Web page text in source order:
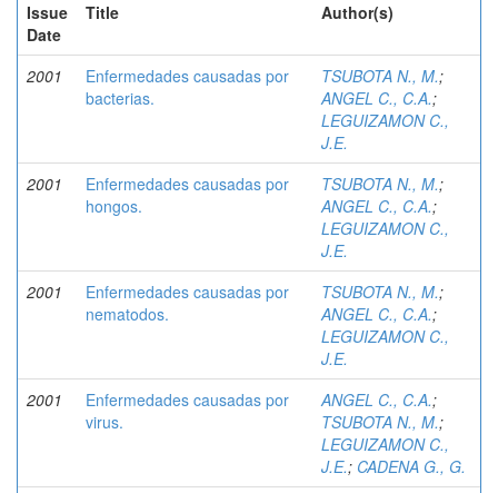
Issue
Date
Title Author(s)
2001
Enfermedades causadas por
bacterias.
TSUBOTA N., M.;
ANGEL C., C.A.;
LEGUIZAMON C.,
J.E.
2001
Enfermedades causadas por
hongos.
TSUBOTA N., M.;
ANGEL C., C.A.;
LEGUIZAMON C.,
J.E.
2001
Enfermedades causadas por
nematodos.
TSUBOTA N., M.;
ANGEL C., C.A.;
LEGUIZAMON C.,
J.E.
2001
Enfermedades causadas por
virus.
ANGEL C., C.A.;
TSUBOTA N., M.;
LEGUIZAMON C.,
J.E.; CADENA G., G.